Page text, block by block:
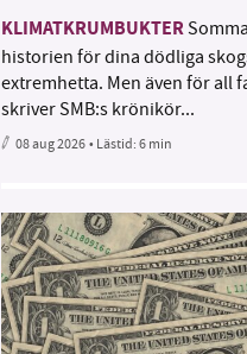
KLIMATKRUMBUKTER
historien för dina dödliga
extremhetta. Men även för all
skriver SMB:s krönikör...
08 aug 2026• Lästid:6 min